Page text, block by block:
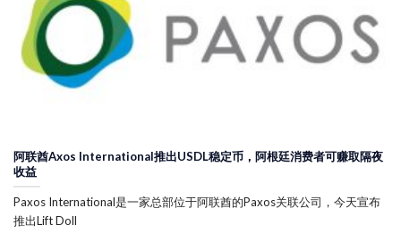
阿联酋Axos International推出USDL稳定币，阿根廷消费者可赚取隔夜
收益
Paxos International是一家总部位于阿联酋的Paxos关联公司，今天宣布
推出Lift Doll